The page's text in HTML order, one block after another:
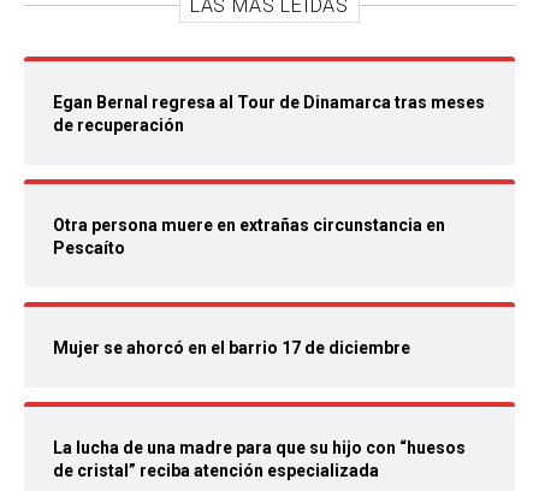
LAS MÁS LEIDAS
Egan Bernal regresa al Tour de Dinamarca tras meses
de recuperación
Otra persona muere en extrañas circunstancia en
Pescaíto
Mujer se ahorcó en el barrio 17 de diciembre
La lucha de una madre para que su hijo con “huesos
de cristal” reciba atención especializada